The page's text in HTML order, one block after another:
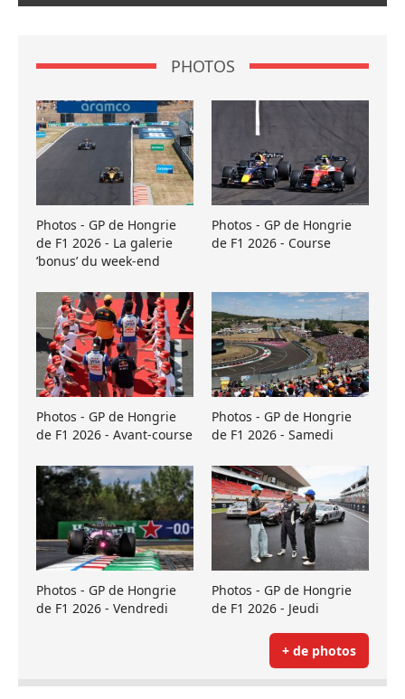
PHOTOS
Photos - GP de Hongrie
de F1 2026 - La galerie
’bonus’ du week-end
Photos - GP de Hongrie
de F1 2026 - Course
Photos - GP de Hongrie
de F1 2026 - Avant-course
Photos - GP de Hongrie
de F1 2026 - Samedi
Photos - GP de Hongrie
de F1 2026 - Vendredi
Photos - GP de Hongrie
de F1 2026 - Jeudi
+ de photos